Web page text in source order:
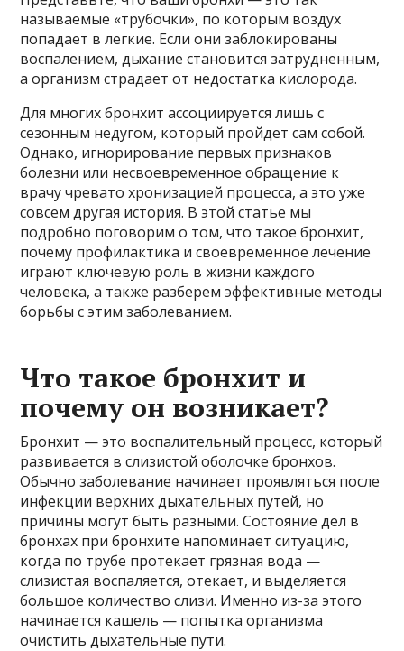
называемые «трубочки», по которым воздух
попадает в легкие. Если они заблокированы
воспалением, дыхание становится затрудненным,
а организм страдает от недостатка кислорода.
Для многих бронхит ассоциируется лишь с
сезонным недугом, который пройдет сам собой.
Однако, игнорирование первых признаков
болезни или несвоевременное обращение к
врачу чревато хронизацией процесса, а это уже
совсем другая история. В этой статье мы
подробно поговорим о том, что такое бронхит,
почему профилактика и своевременное лечение
играют ключевую роль в жизни каждого
человека, а также разберем эффективные методы
борьбы с этим заболеванием.
Что такое бронхит и
почему он возникает?
Бронхит — это воспалительный процесс, который
развивается в слизистой оболочке бронхов.
Обычно заболевание начинает проявляться после
инфекции верхних дыхательных путей, но
причины могут быть разными. Состояние дел в
бронхах при бронхите напоминает ситуацию,
когда по трубе протекает грязная вода —
слизистая воспаляется, отекает, и выделяется
большое количество слизи. Именно из-за этого
начинается кашель — попытка организма
очистить дыхательные пути.